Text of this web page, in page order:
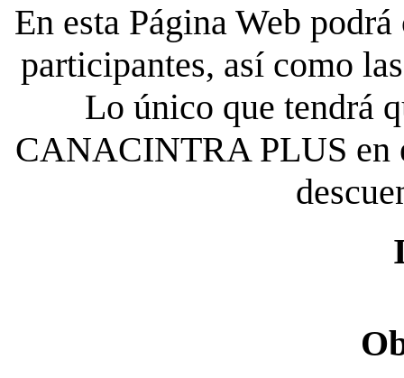
En esta Página Web
participantes, así como
Lo único que tendrá
CANACINTRA PLUS en